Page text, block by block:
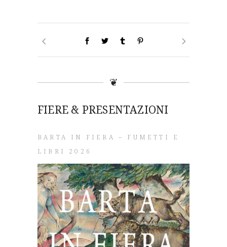
❦
FIERE & PRESENTAZIONI
BARTA IN FIERA – FUMETTI E
LIBRI 2026